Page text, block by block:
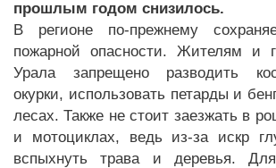
прошлым годом снизилось.
В регионе по-прежнему
пожарной опасности. Жителям и
Урала запрещено разводить
окурки, использовать петарды и
лесах. Также не стоит заезжать в
и мотоциклах, ведь из-за искр
вспыхнуть трава и деревья.